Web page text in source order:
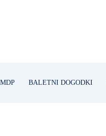
MDP BALETNI DOGODKI